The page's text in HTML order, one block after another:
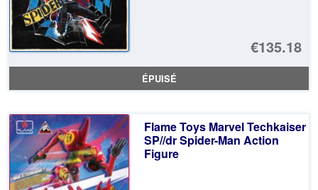
€135.18
ÉPUISÉ
Flame Toys Marvel Techkaiser
SP//dr Spider-Man Action
Figure